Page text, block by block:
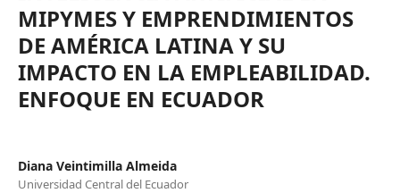
MIPYMES Y EMPRENDIMIENTOS
DE AMÉRICA LATINA Y SU
IMPACTO EN LA EMPLEABILIDAD.
ENFOQUE EN ECUADOR
Diana Veintimilla Almeida
Universidad Central del Ecuador